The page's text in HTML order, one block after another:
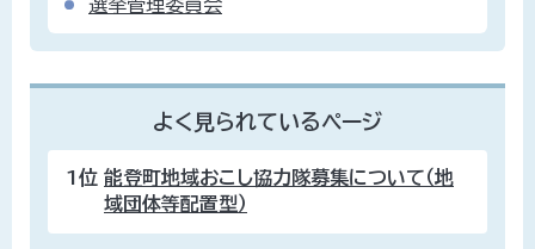
選挙管理委員会
よく見られているページ
1位 能登町地域おこし協力隊募集について（地
域団体等配置型）